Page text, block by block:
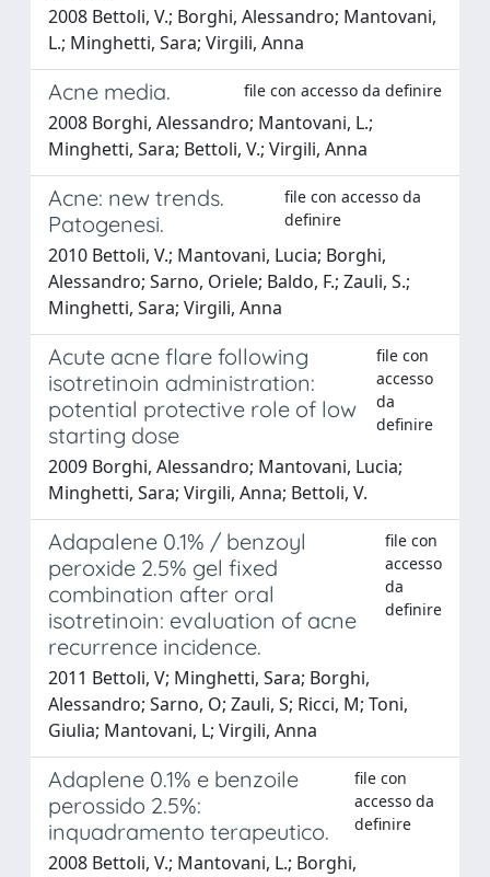
2008 Bettoli, V.; Borghi, Alessandro; Mantovani,
L.; Minghetti, Sara; Virgili, Anna
Acne media. file con accesso da definire
2008 Borghi, Alessandro; Mantovani, L.;
Minghetti, Sara; Bettoli, V.; Virgili, Anna
Acne: new trends.
Patogenesi.
file con accesso da
definire
2010 Bettoli, V.; Mantovani, Lucia; Borghi,
Alessandro; Sarno, Oriele; Baldo, F.; Zauli, S.;
Minghetti, Sara; Virgili, Anna
Acute acne flare following
isotretinoin administration:
potential protective role of low
starting dose
file con
accesso
da
definire
2009 Borghi, Alessandro; Mantovani, Lucia;
Minghetti, Sara; Virgili, Anna; Bettoli, V.
Adapalene 0.1% / benzoyl
peroxide 2.5% gel fixed
combination after oral
isotretinoin: evaluation of acne
recurrence incidence.
file con
accesso
da
definire
2011 Bettoli, V; Minghetti, Sara; Borghi,
Alessandro; Sarno, O; Zauli, S; Ricci, M; Toni,
Giulia; Mantovani, L; Virgili, Anna
Adaplene 0.1% e benzoile
perossido 2.5%:
inquadramento terapeutico.
file con
accesso da
definire
2008 Bettoli, V.; Mantovani, L.; Borghi,